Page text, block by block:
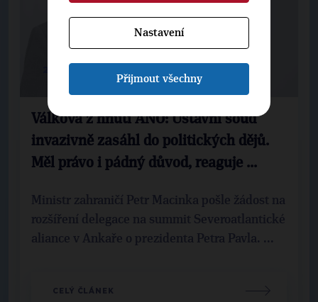
Válková z hnutí ANO: Ústavní soud
invazivně zasáhl do politických dějů.
Měl právo i pádný důvod, reaguje ...
Ministr zahraničí Petr Macinka pošle žádost na
rozšíření delegace na summit Severoatlantické
aliance v Ankaře o prezidenta Petra Pavla. ...
CELÝ ČLÁNEK
Nastavení
Přijmout všechny